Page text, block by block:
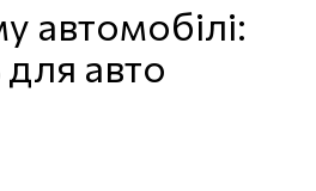
автомобілі:
авто